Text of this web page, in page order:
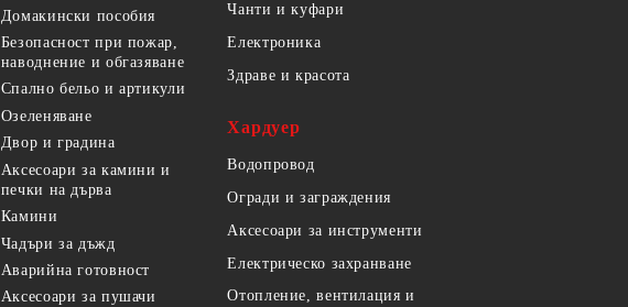
Домакински пособия
Безопасност при пожар,
наводнение и обгазяване
Спално бельо и артикули
Озеленяване
Двор и градина
Аксесоари за камини и
печки на дърва
Камини
Чадъри за дъжд
Аварийна готовност
Аксесоари за пушачи
Чанти и куфари
Електроника
Здраве и красота
Хардуер
Водопровод
Огради и заграждения
Аксесоари за инструменти
Електрическо захранване
Отопление, вентилация и